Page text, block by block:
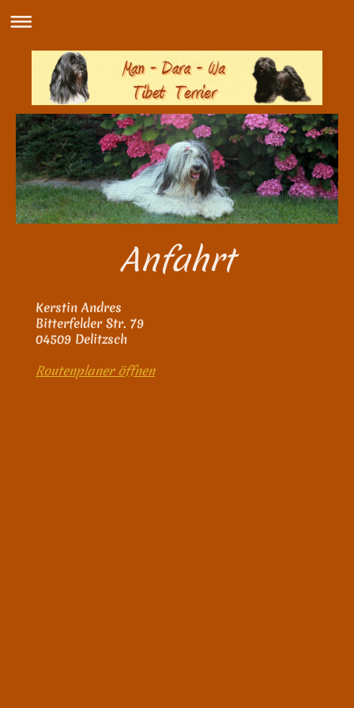
Anfahrt
Kerstin Andres
Bitterfelder Str. 79
04509 Delitzsch
Routenplaner öffnen